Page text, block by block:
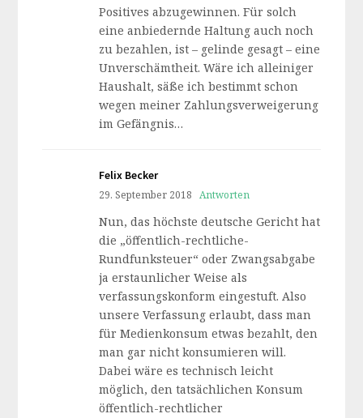
Positives abzugewinnen. Für solch
eine anbiedernde Haltung auch noch
zu bezahlen, ist – gelinde gesagt – eine
Unverschämtheit. Wäre ich alleiniger
Haushalt, säße ich bestimmt schon
wegen meiner Zahlungsverweigerung
im Gefängnis…
Felix Becker
29. September 2018 Antworten
Nun, das höchste deutsche Gericht hat
die „öffentlich-rechtliche-
Rundfunksteuer“ oder Zwangsabgabe
ja erstaunlicher Weise als
verfassungskonform eingestuft. Also
unsere Verfassung erlaubt, dass man
für Medienkonsum etwas bezahlt, den
man gar nicht konsumieren will.
Dabei wäre es technisch leicht
möglich, den tatsächlichen Konsum
öffentlich-rechtlicher